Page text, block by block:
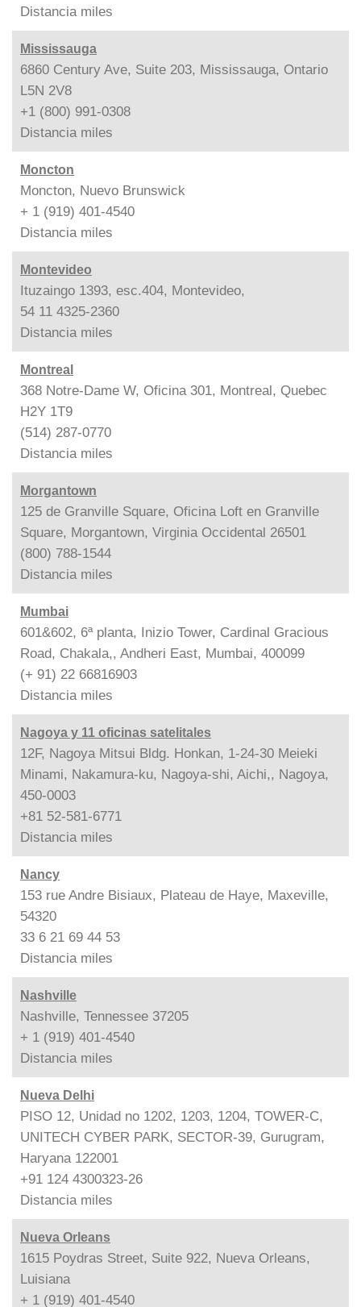
Distancia miles
Mississauga
6860 Century Ave, Suite 203, Mississauga, Ontario
L5N 2V8
+1 (800) 991-0308
Distancia miles
Moncton
Moncton, Nuevo Brunswick
+ 1 (919) 401-4540
Distancia miles
Montevideo
Ituzaingo 1393, esc.404, Montevideo,
54 11 4325-2360
Distancia miles
Montreal
368 Notre-Dame W, Oficina 301, Montreal, Quebec
H2Y 1T9
(514) 287-0770
Distancia miles
Morgantown
125 de Granville Square, Oficina Loft en Granville
Square, Morgantown, Virginia Occidental 26501
(800) 788-1544
Distancia miles
Mumbai
601&602, 6ª planta, Inizio Tower, Cardinal Gracious
Road, Chakala,, Andheri East, Mumbai, 400099
(+ 91) 22 66816903
Distancia miles
Nagoya y 11 oficinas satelitales
12F, Nagoya Mitsui Bldg. Honkan, 1-24-30 Meieki
Minami, Nakamura-ku, Nagoya-shi, Aichi,, Nagoya,
450-0003
+81 52-581-6771
Distancia miles
Nancy
153 rue Andre Bisiaux, Plateau de Haye, Maxeville,
54320
33 6 21 69 44 53
Distancia miles
Nashville
Nashville, Tennessee 37205
+ 1 (919) 401-4540
Distancia miles
Nueva Delhi
PISO 12, Unidad no 1202, 1203, 1204, TOWER-C,
UNITECH CYBER PARK, SECTOR-39, Gurugram,
Haryana 122001
+91 124 4300323-26
Distancia miles
Nueva Orleans
1615 Poydras Street, Suite 922, Nueva Orleans,
Luisiana
+ 1 (919) 401-4540